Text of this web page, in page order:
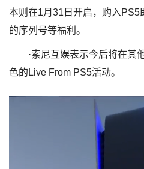
本则在1月31日开启，购入PS5
的序列号等福利。
·索尼互娱表示今后将在其
色的Live From PS5活动。